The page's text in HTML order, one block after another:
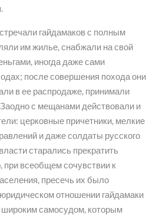
гайдамаков с полным
им жилье, снабжали на свой
иногда даже сами
после совершения похода они
в ее распродаже, принимали
Заодно с мещанами действовали и
церковные причетники, мелкие
и даже солдаты русского
старались прекратить
при всеобщем сочувствии к
пресечь их было
отношении гайдамаки
самосудом, которым